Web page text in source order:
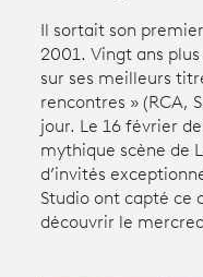
Participer et assister
À votre écoute
Productions et
Programme tv
Il sortait son
2001. Vingt ans
sur ses meilleurs
rencontres » (RCA,
jour. Le 16 février
mythique scène de
d’invités
Studio ont capté ce
découvrir le